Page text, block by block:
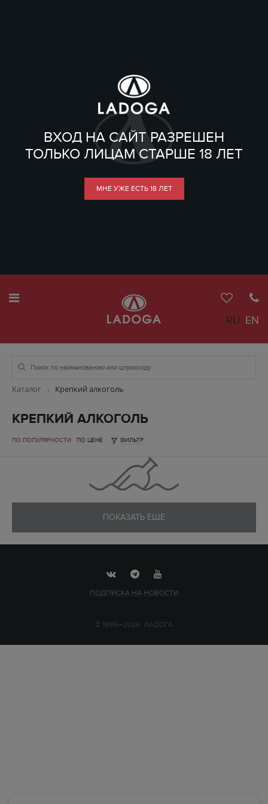
ВХОД НА САЙТ РАЗРЕШЕН
ТОЛЬКО ЛИЦАМ СТАРШЕ 18 ЛЕТ
МНЕ УЖЕ ЕСТЬ 18 ЛЕТ
RU EN
Каталог Крепкий алкоголь
КРЕПКИЙ АЛКОГОЛЬ
ПО ПОПУЛЯРНОСТИ ПО ЦЕНЕ ФИЛЬТР
ПОКАЗАТЬ ЕЩЕ
ПОДПИСКА НА НОВОСТИ
© 1995—2026, ЛАДОГА